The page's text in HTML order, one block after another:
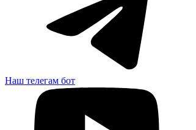
Наш телегам бот